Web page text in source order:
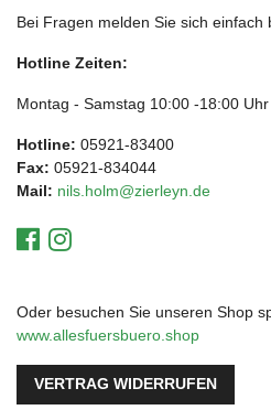
Bei Fragen melden Sie sich einfach
Hotline Zeiten:
Montag - Samstag 10:00 -18:00 Uhr
Hotline: 05921-83400
Fax: 05921-834044
Mail: nils.holm@zierleyn.de
Oder besuchen Sie unseren Shop
www.allesfuersbuero.shop
VERTRAG WIDERRUFEN